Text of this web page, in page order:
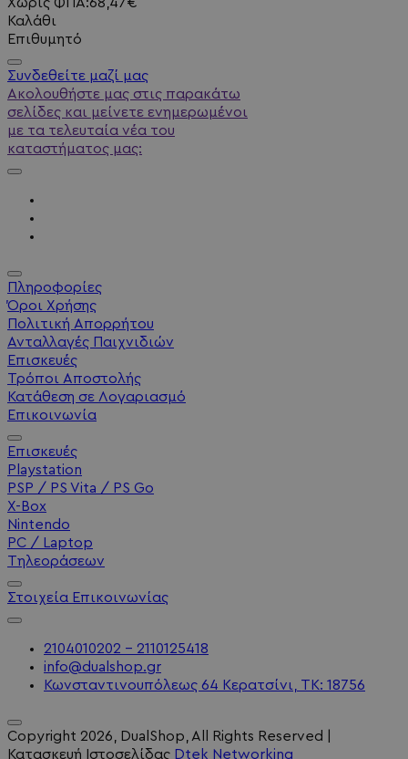
Καλάθι
Επιθυμητό
Συνδεθείτε μαζί μας
Ακολουθήστε μας στις παρακάτω
σελίδες και μείνετε ενημερωμένοι
με τα τελευταία νέα του
καταστήματος μας:
Πληροφορίες
Όροι Χρήσης
Πολιτική Απορρήτου
Ανταλλαγές Παιχνιδιών
Επισκευές
Τρόποι Αποστολής
Κατάθεση σε Λογαριασμό
Επικοινωνία
Επισκευές
Playstation
PSP / PS Vita / PS Go
X-Box
Nintendo
PC / Laptop
Τηλεοράσεων
Στοιχεία Επικοινωνίας
2104010202 - 2110125418
info@dualshop.gr
Κωνσταντινουπόλεως 64 Κερατσίνι, ΤΚ: 18756
Copyright 2026 , DualShop, All Rights Reserved
Κατασκευή Ιστοσελίδας Dtek Networking